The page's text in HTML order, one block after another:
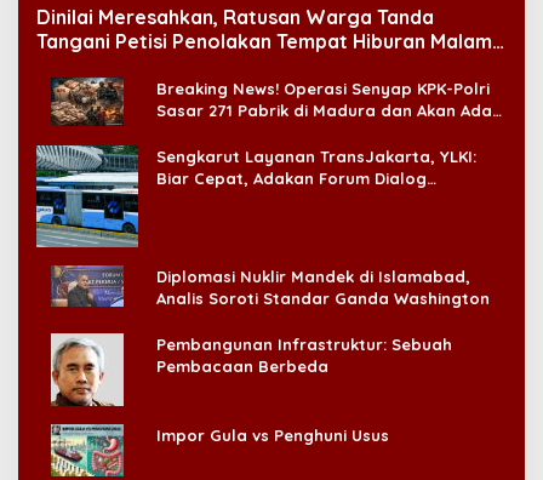
Dinilai Meresahkan, Ratusan Warga Tanda
Tangani Petisi Penolakan Tempat Hiburan Malam
Breaking News! Operasi Senyap KPK-Polri
Sasar 271 Pabrik di Madura dan Akan Ada
Sengkarut Layanan TransJakarta, YLKI:
Biar Cepat, Adakan Forum Dialog
Diplomasi Nuklir Mandek di Islamabad,
Analis Soroti Standar Ganda Washington
Pembangunan Infrastruktur: Sebuah
Pembacaan Berbeda
Impor Gula vs Penghuni Usus